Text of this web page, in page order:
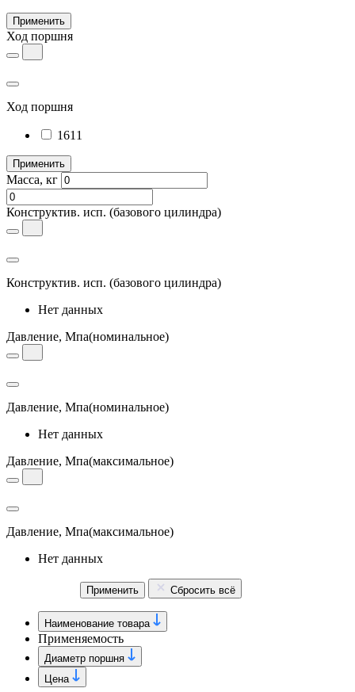
Применить
Ход поршня
Ход поршня
1611
Применить
Масса, кг
Конструктив. исп. (базового цилиндра)
Конструктив. исп. (базового цилиндра)
Нет данных
Давление, Мпа(номинальное)
Давление, Мпа(номинальное)
Нет данных
Давление, Мпа(максимальное)
Давление, Мпа(максимальное)
Нет данных
Применить Сбросить всё
Наименование товара
Применяемость
Диаметр поршня
Цена